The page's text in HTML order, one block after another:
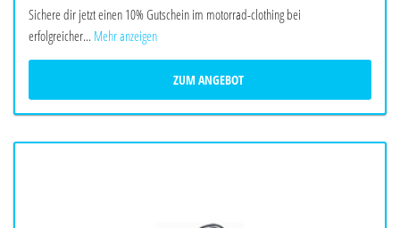
Sichere dir jetzt einen 10% Gutschein im motorrad-clothing bei
erfolgreicher... Mehr anzeigen
ZUM ANGEBOT